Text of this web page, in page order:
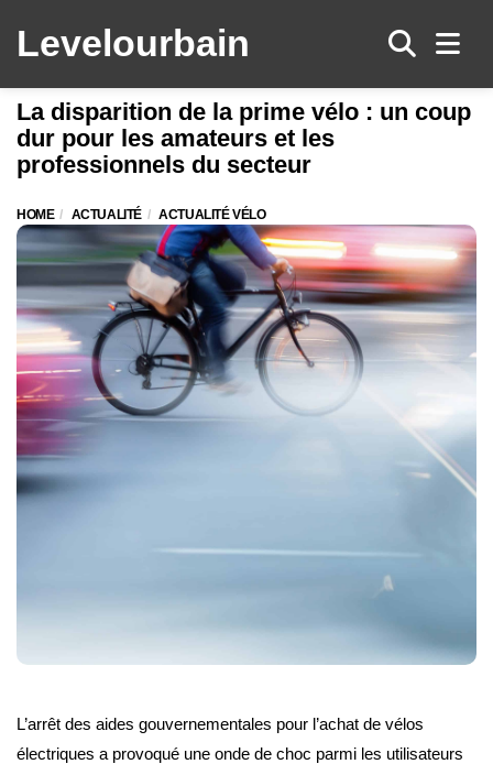
Levelourbain
La disparition de la prime vélo : un coup
dur pour les amateurs et les
professionnels du secteur
HOME ACTUALITÉ ACTUALITÉ VÉLO
L’arrêt des aides gouvernementales pour l’achat de vélos
électriques a provoqué une onde de choc parmi les utilisateurs